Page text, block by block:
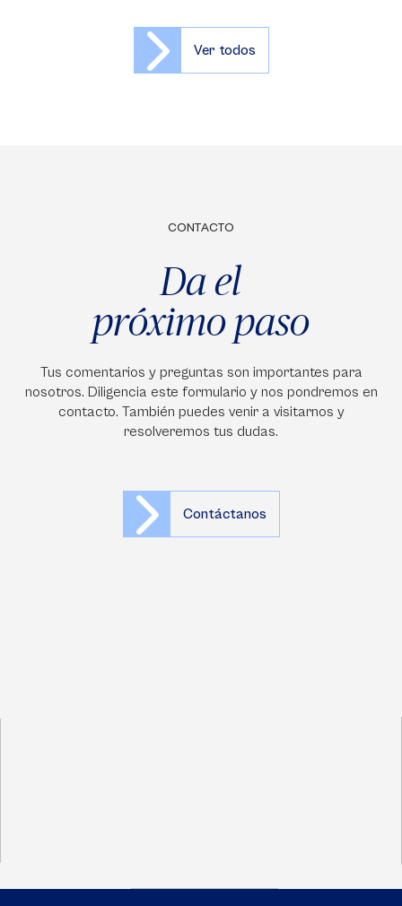
Ver todos
CONTACTO
Da el
próximo paso
Tus comentarios y preguntas son importantes para
nosotros. Diligencia este formulario y nos pondremos en
contacto. También puedes venir a visitarnos y
resolveremos tus dudas.
Contáctanos